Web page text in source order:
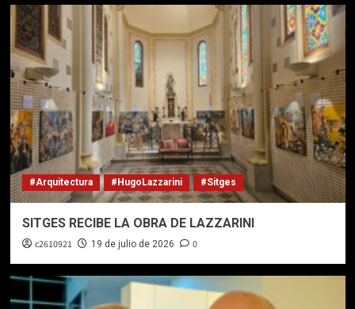
#Arquitectura #HugoLazzarini #Sitges
SITGES RECIBE LA OBRA DE LAZZARINI
c2610921 19 de julio de 2026 0